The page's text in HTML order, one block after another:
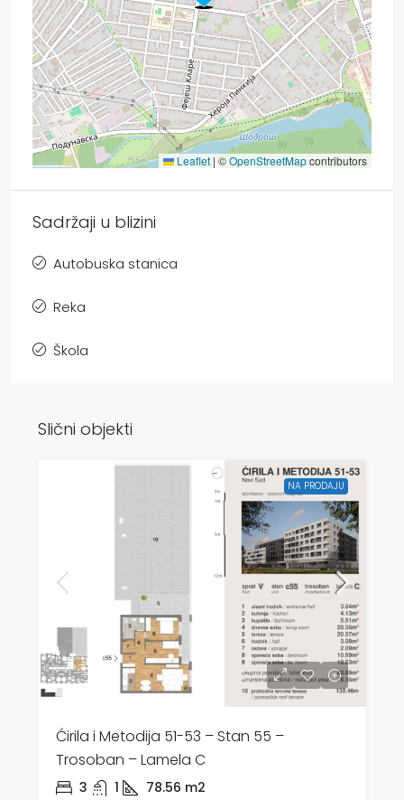
Leaflet | ©OpenStreetMapcontributors
Sadržaji u blizini
Autobuska stanica
Reka
Škola
Slični objekti
NA PRODAJU
Ćirila i Metodija 51-53 – Stan 55 –
Trosoban – Lamela C
3 1 78.56 m2